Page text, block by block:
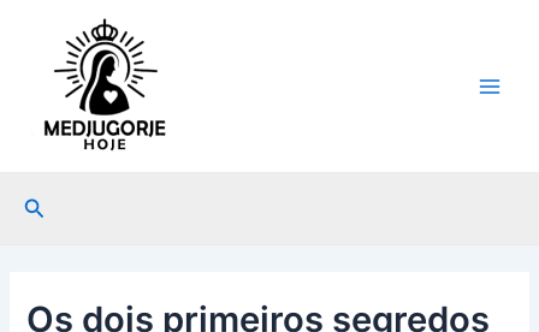
conteúdo
Pesquisar
Os dois primeiros segredos
navigation